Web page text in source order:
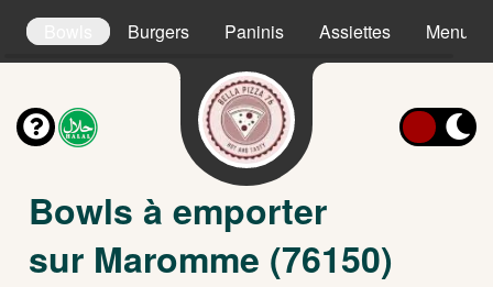
Burgers Paninis Assiettes Menu
Bowls à emporter
sur Maromme (76150)